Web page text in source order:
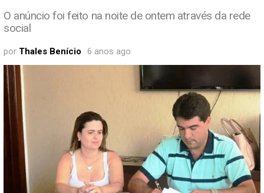
O anúncio foi feito na noite de ontem através da rede
social
por Thales Benício 6 anos ago